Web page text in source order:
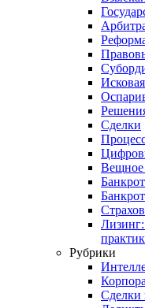
Сделки
Вещное
Рубрики
Сделки